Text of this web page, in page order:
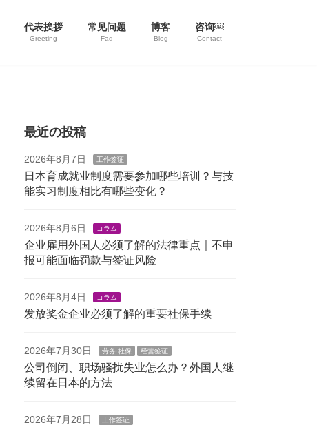
代表挨拶
Greeting
常见问题
Faq
博客
Blog
咨询￼
Contact
最近の投稿
2026年8月7日 工作签证
日本育成就业制度需要参加哪些培训？与技
能实习制度相比有哪些变化？
2026年8月6日 コラム
企业雇用外国人必须了解的法律重点｜不申
报可能面临罚款与签证风险
2026年8月4日 コラム
发放奖金企业必须了解的重要社保手续
2026年7月30日 劳务·社保 经营签证
公司倒闭、职场骚扰失业怎么办？外国人继
续留在日本的方法
2026年7月28日 工作签证